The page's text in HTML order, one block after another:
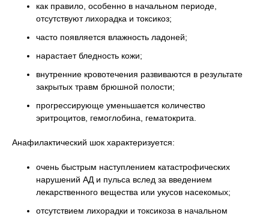
как правило, особенно в начальном периоде,
отсутствуют лихорадка и токсикоз;
часто появляется влажность ладоней;
нарастает бледность кожи;
внутренние кровотечения развиваются в результате
закрытых травм брюшной полости;
прогрессирующе уменьшается количество
эритроцитов, гемоглобина, гематокрита.
Анафилактический шок характеризуется:
очень быстрым наступлением катастрофических
нарушений АД и пульса вслед за введением
лекарственного вещества или укусов насекомых;
отсутствием лихорадки и токсикоза в начальном